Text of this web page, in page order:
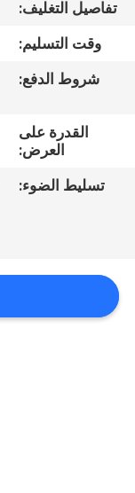
المعمل
مراقبة
اقتباس
تفاصيل التغليف:
وقت التسليم:
شروط الدفع:
القدرة على
العرض:
تسليط الضوء: